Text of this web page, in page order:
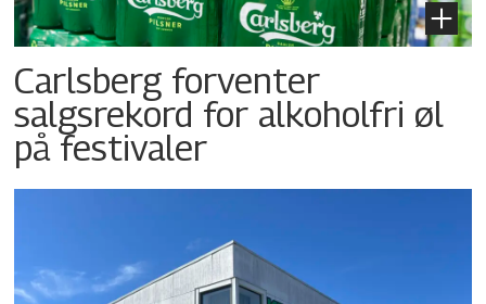
Carlsberg forventer
salgsrekord for alkoholfri øl
på festivaler